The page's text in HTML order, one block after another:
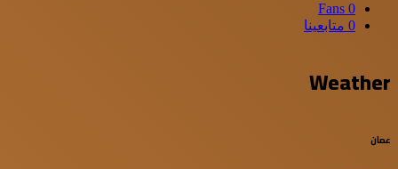
0
Fans
0 متابعينا
Weather
عمان